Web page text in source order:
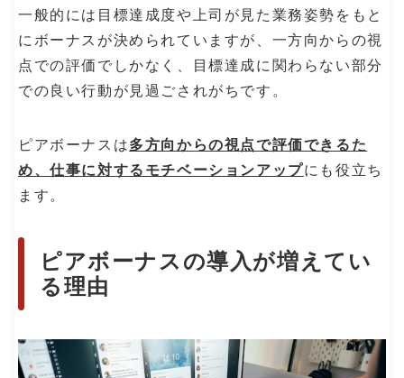
一般的には目標達成度や上司が見た業務姿勢をもと
にボーナスが決められていますが、一方向からの視
点での評価でしかなく、目標達成に関わらない部分
での良い行動が見過ごされがちです。
ピアボーナスは多方向からの視点で評価できるた
め、仕事に対するモチベーションアップにも役立ち
ます。
ピアボーナスの導入が増えてい
る理由